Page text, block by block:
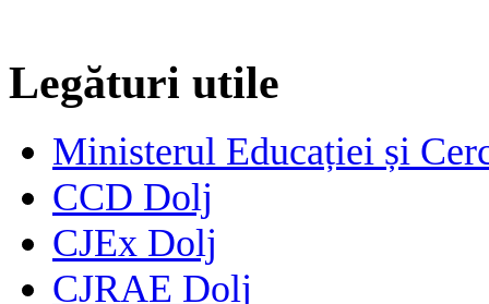
Legături utile
Ministerul Educației și
CCD Dolj
CJEx Dolj
CJRAE Dolj